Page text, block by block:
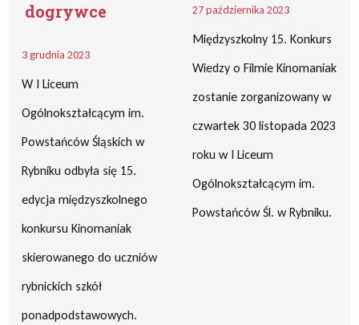
dogrywce
3 grudnia 2023
W I Liceum
Ogólnokształcącym im.
Powstańców Śląskich w
Rybniku odbyła się 15.
edycja międzyszkolnego
konkursu Kinomaniak
skierowanego do uczniów
rybnickich szkół
ponadpodstawowych.
27 października 2023
Międzyszkolny 15. Konkurs
Wiedzy o Filmie Kinomaniak
zostanie zorganizowany w
czwartek 30 listopada 2023
roku w I Liceum
Ogólnokształcącym im.
Powstańców Śl. w Rybniku.